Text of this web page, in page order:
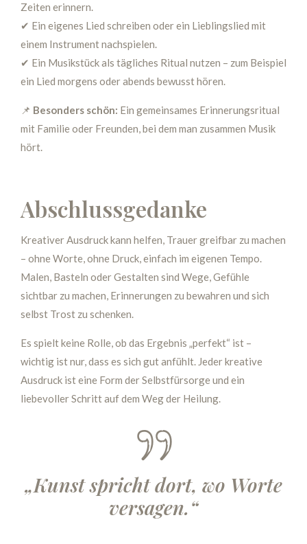
Zeiten erinnern.
✔ Ein eigenes Lied schreiben oder ein Lieblingslied mit
einem Instrument nachspielen.
✔ Ein Musikstück als tägliches Ritual nutzen – zum Beispiel
ein Lied morgens oder abends bewusst hören.
📌 Besonders schön: Ein gemeinsames Erinnerungsritual
mit Familie oder Freunden, bei dem man zusammen Musik
hört.
Abschlussgedanke
Kreativer Ausdruck kann helfen, Trauer greifbar zu machen
– ohne Worte, ohne Druck, einfach im eigenen Tempo.
Malen, Basteln oder Gestalten sind Wege, Gefühle
sichtbar zu machen, Erinnerungen zu bewahren und sich
selbst Trost zu schenken.
Es spielt keine Rolle, ob das Ergebnis „perfekt“ ist –
wichtig ist nur, dass es sich gut anfühlt. Jeder kreative
Ausdruck ist eine Form der Selbstfürsorge und ein
liebevoller Schritt auf dem Weg der Heilung.
„Kunst spricht dort, wo Worte
versagen.“